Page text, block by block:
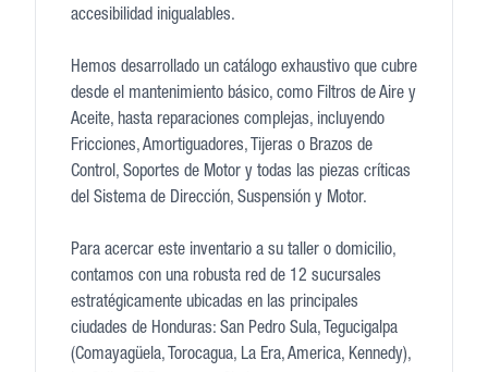
accesibilidad inigualables.
Hemos desarrollado un catálogo exhaustivo que cubre
desde el mantenimiento básico, como Filtros de Aire y
Aceite, hasta reparaciones complejas, incluyendo
Fricciones, Amortiguadores, Tijeras o Brazos de
Control, Soportes de Motor y todas las piezas críticas
del Sistema de Dirección, Suspensión y Motor.
Para acercar este inventario a su taller o domicilio,
contamos con una robusta red de 12 sucursales
estratégicamente ubicadas en las principales
ciudades de Honduras: San Pedro Sula, Tegucigalpa
(Comayagüela, Torocagua, La Era, America, Kennedy),